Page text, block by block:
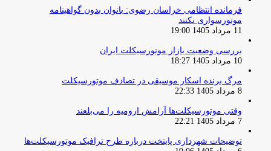
فرمانده انتظامی خراسان رضوی: بانوان بدون گواهینامه
موتورسواری نکنند
11 مرداد 1405 19:00
بررسی وضعیت بازار موتورسیکلت ایران
10 مرداد 1405 18:27
مرگ برنده اسکار موسیقی در تصادف موتورسیکلت
8 مرداد 1405 22:33
وقتی موتورسیکلت‌ها آرامش ارومیه را می‌بلعند
7 مرداد 1405 22:21
توضیحات شهرداری پایتخت درباره طرح ترافیک موتورسیکلت‌ها